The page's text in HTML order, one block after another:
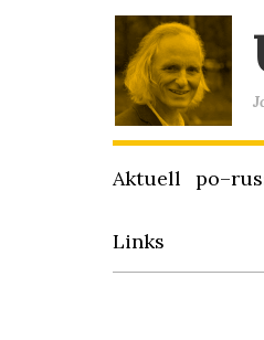
Aktuell
Links